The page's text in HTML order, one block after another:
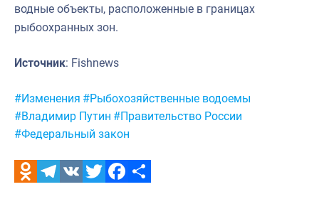
водные объекты, расположенные в границах
рыбоохранных зон.
Источник: Fishnews
Метки:
#Изменения #Рыбохозяйственные водоемы
#Владимир Путин #Правительство России
#Федеральный закон